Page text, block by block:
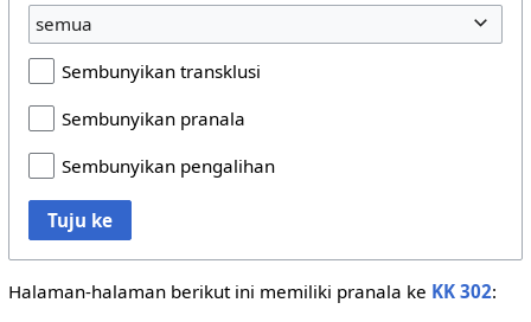
semua
Sembunyikan transklusi
Sembunyikan pranala
Sembunyikan pengalihan
Tuju ke
Halaman-halaman berikut ini memiliki pranala ke KK 302: